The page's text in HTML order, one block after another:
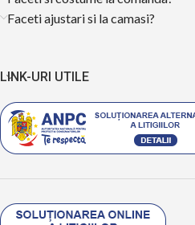
Faceti ajustari si la camasi?
LINK-URI UTILE